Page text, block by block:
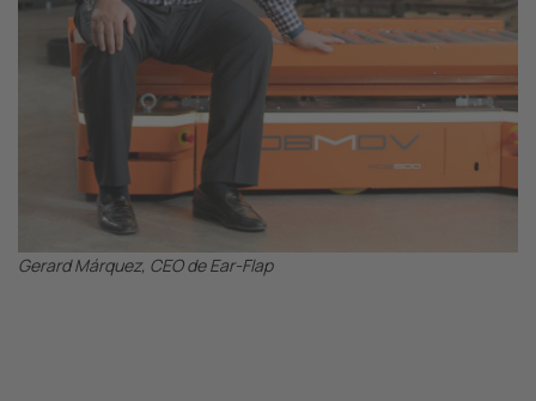
Gerard Márquez, CEO de Ear-Flap